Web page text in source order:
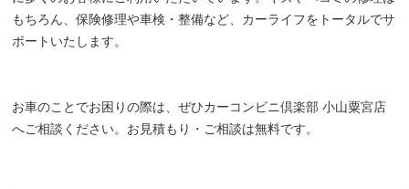
もちろん、保険修理や車検・整備など、カーライフをトータルでサ
ポートいたします。
お車のことでお困りの際は、ぜひカーコンビニ倶楽部 小山粟宮店
へご相談ください。お見積もり・ご相談は無料です。